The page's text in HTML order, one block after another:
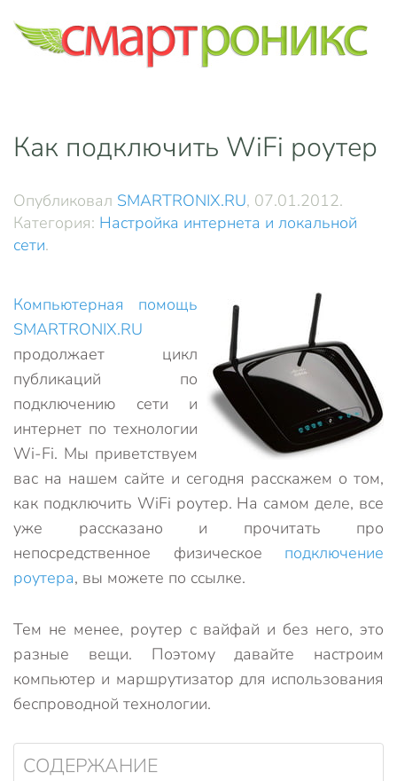
Skip to main content
Как подключить WiFi роутер
Опубликовал SMARTRONIX.RU, 07.01.2012.
Категория: Настройка интернета и локальной
сети.
Компьютерная помощь
SMARTRONIX.RU
продолжает цикл
публикаций по
подключению сети и
интернет по технологии
Wi-Fi. Мы приветствуем
вас на нашем сайте и сегодня расскажем о том,
как подключить WiFi роутер. На самом деле, все
уже рассказано и прочитать про
непосредственное физическое подключение
роутера, вы можете по ссылке.
Тем не менее, роутер с вайфай и без него, это
разные вещи. Поэтому давайте настроим
компьютер и маршрутизатор для использования
беспроводной технологии.
СОДЕРЖАНИЕ